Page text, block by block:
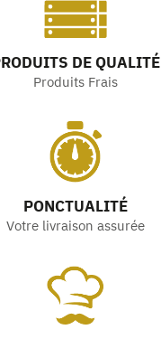
DE QUALITÉ
Produits Frais
PONCTUALITÉ
Votre livraison assurée